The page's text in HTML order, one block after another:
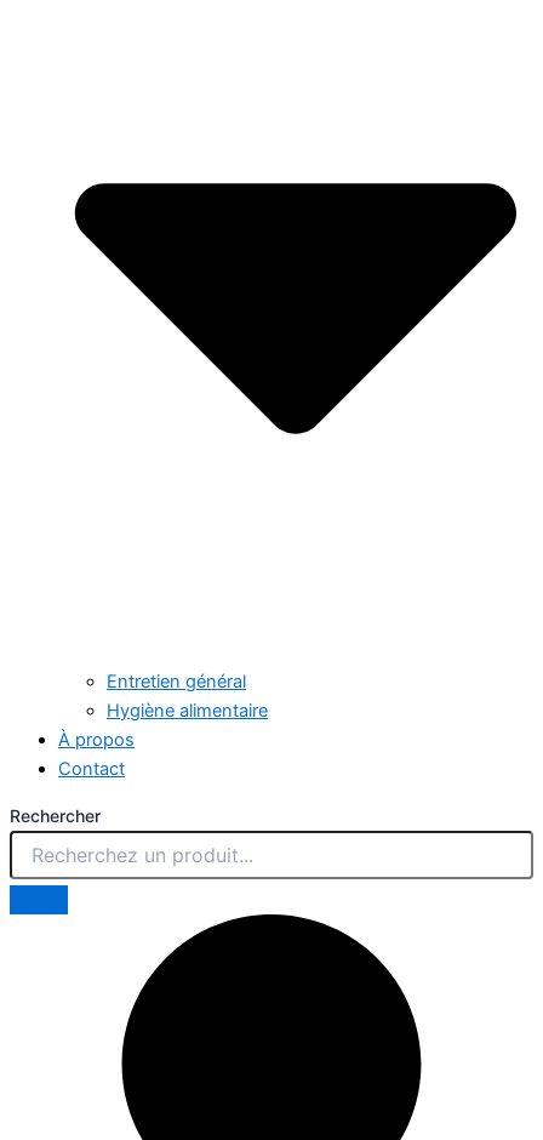
Entretien général
Hygiène alimentaire
À propos
Contact
Rechercher